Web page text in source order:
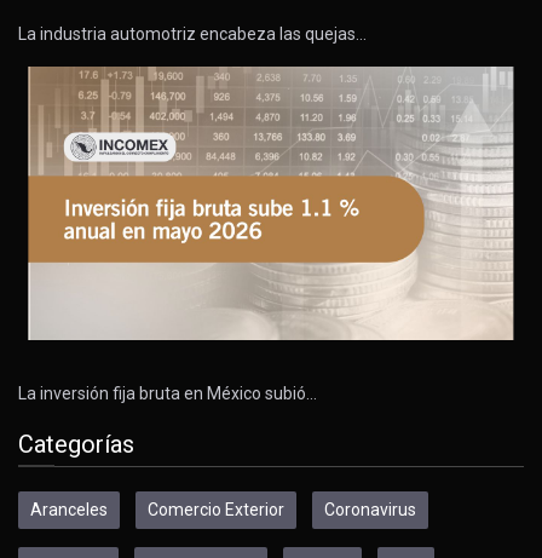
La industria automotriz encabeza las quejas…
La inversión fija bruta en México subió…
Categorías
Aranceles Comercio Exterior Coronavirus